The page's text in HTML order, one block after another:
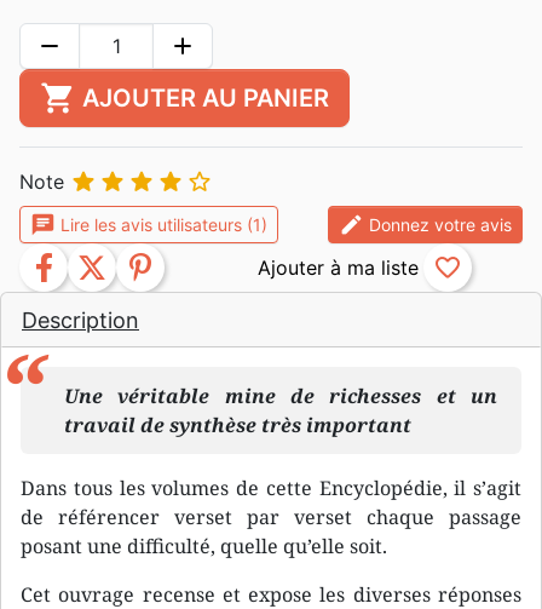
Description
Une véritable mine de richesses et un
travail de synthèse très important
Dans tous les volumes de cette Encyclopédie, il s’agit
de référencer verset par verset chaque passage
posant une difficulté, quelle qu’elle soit.
Cet ouvrage recense et expose les diverses réponses
remove add
shopping_cart AJOUTER AU PANIER
Note     
chat Lire les avis utilisateurs (1) edit Donnez votre avis
facebook twitter pinterest favorite_border